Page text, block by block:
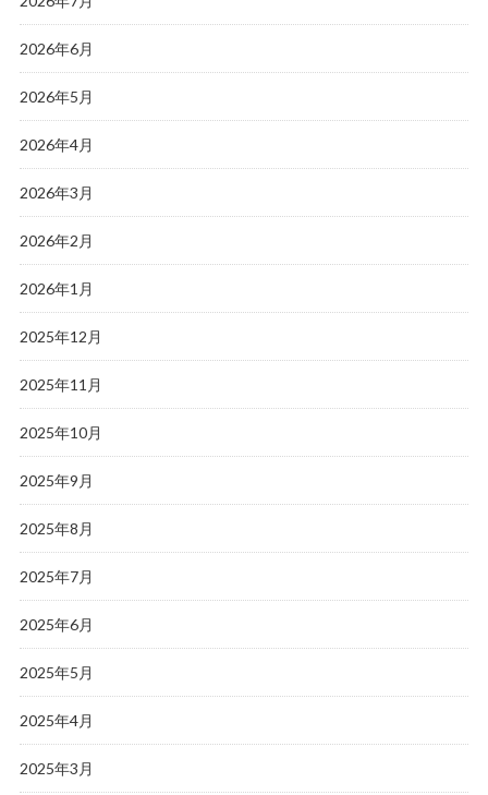
2026年6月
2026年5月
2026年4月
2026年3月
2026年2月
2026年1月
2025年12月
2025年11月
2025年10月
2025年9月
2025年8月
2025年7月
2025年6月
2025年5月
2025年4月
2025年3月